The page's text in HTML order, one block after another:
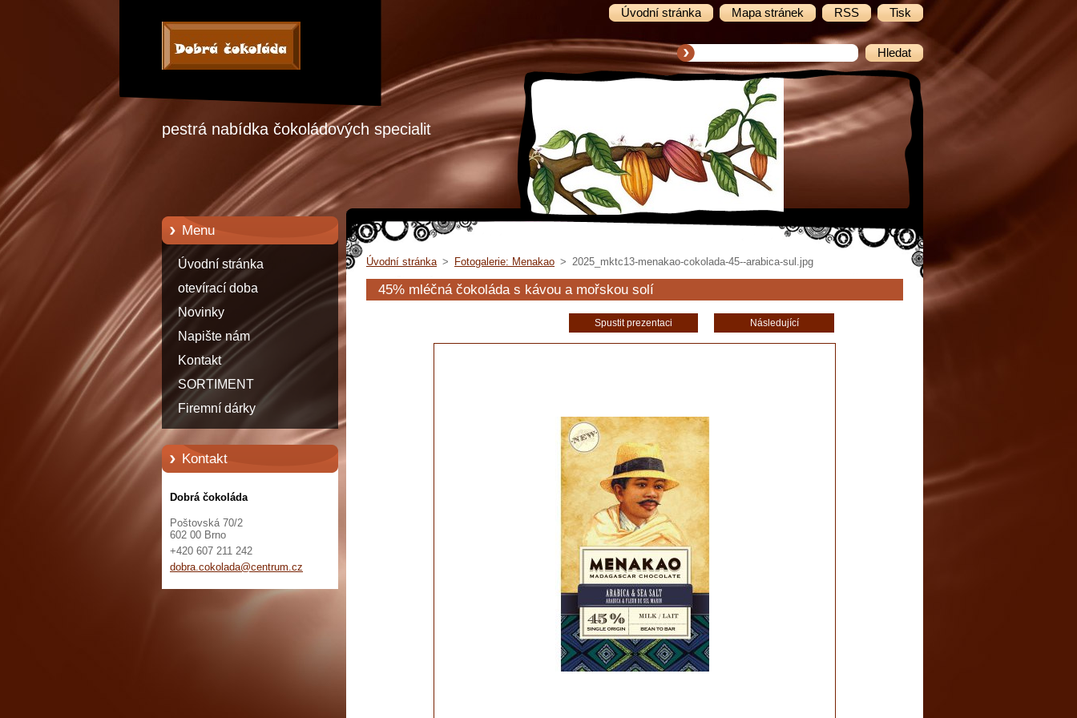
Úvodní stránka Mapa stránek RSS Tisk
pestrá nabídka čokoládových specialit
Menu
Úvodní stránka
otevírací doba
Novinky
Napište nám
Kontakt
SORTIMENT
Firemní dárky
Kontakt
Dobrá čokoláda
Poštovská 70/2
602 00 Brno
+420 607 211 242
dobra.cokolada@centrum.cz
Úvodní stránka > Fotogalerie: Menakao > 2025_mktc13-menakao-cokolada-45--arabica-sul.jpg
45% mléčná čokoláda s kávou a mořskou solí
Spustit prezentaci Následující